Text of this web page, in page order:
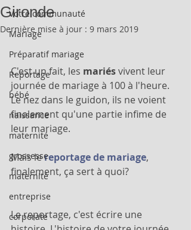
Votre communauté
Mariage
Préparatif mariage
Reportage
bébé
naissance
maternité
grossesse
maternité
entreprise
corporate
Gironde
Dernière mise à jour : 9 mars 2019
C'est un fait, les mariés vivent leur
journée de mariage à 100 à l'heure.
Le nez dans le guidon, ils ne voient
finalement qu'une partie infime de
leur mariage.
Mais le reportage de mariage,
finalement, ça sert à quoi?
Le reportage, c'est écrire une